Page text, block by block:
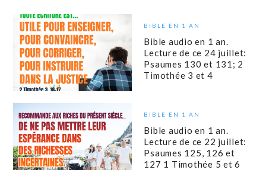
BIBLE EN 1 AN
Bible audio en 1 an.
Lecture de ce 24 juillet:
Psaumes 130 et 131; 2
Timothée 3 et 4
BIBLE EN 1 AN
Bible audio en 1 an.
Lecture de ce 22 juillet:
Psaumes 125, 126 et
127 1 Timothée 5 et 6